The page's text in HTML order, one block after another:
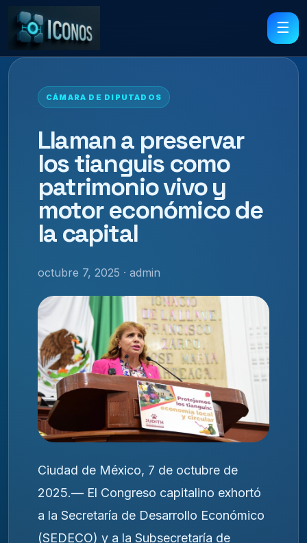
☰
CÁMARA DE DIPUTADOS
Llaman a preservar
los tianguis como
patrimonio vivo y
motor económico de
la capital
octubre 7, 2025 · admin
Ciudad de México, 7 de octubre de
2025.— El Congreso capitalino exhortó
a la Secretaría de Desarrollo Económico
(SEDECO) y a la Subsecretaría de